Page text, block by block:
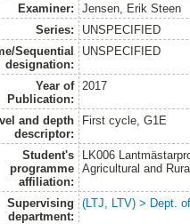
Examiner:
Jensen, Erik Steen
Series:
UNSPECIFIED
Sequential
designation:
UNSPECIFIED
Year of
Publication:
2017
and depth
descriptor:
First cycle, G1E
Student's
programme
affiliation:
LK006
Agricultural and
Supervising
department:
(LTJ, LTV) > Dept.